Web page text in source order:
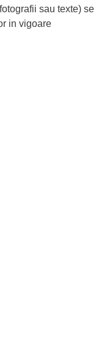
sau texte) se
in vigoare